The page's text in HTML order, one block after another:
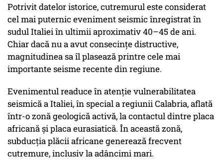
Potrivit datelor istorice, cutremurul este considerat
cel mai puternic eveniment seismic înregistrat în
sudul Italiei în ultimii aproximativ 40–45 de ani.
Chiar dacă nu a avut consecințe distructive,
magnitudinea sa îl plasează printre cele mai
importante seisme recente din regiune.
Evenimentul readuce în atenție vulnerabilitatea
seismică a Italiei, în special a regiunii Calabria, aflată
într-o zonă geologică activă, la contactul dintre placa
africană și placa eurasiatică. În această zonă,
subducția plăcii africane generează frecvent
cutremure, inclusiv la adâncimi mari.